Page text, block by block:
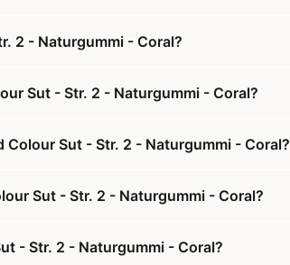
2 - Naturgummi - Coral?
Sut - Str. 2 - Naturgummi - Coral?
Colour Sut - Str. 2 - Naturgummi - Coral?
Sut - Str. 2 - Naturgummi - Coral?
- Str. 2 - Naturgummi - Coral?